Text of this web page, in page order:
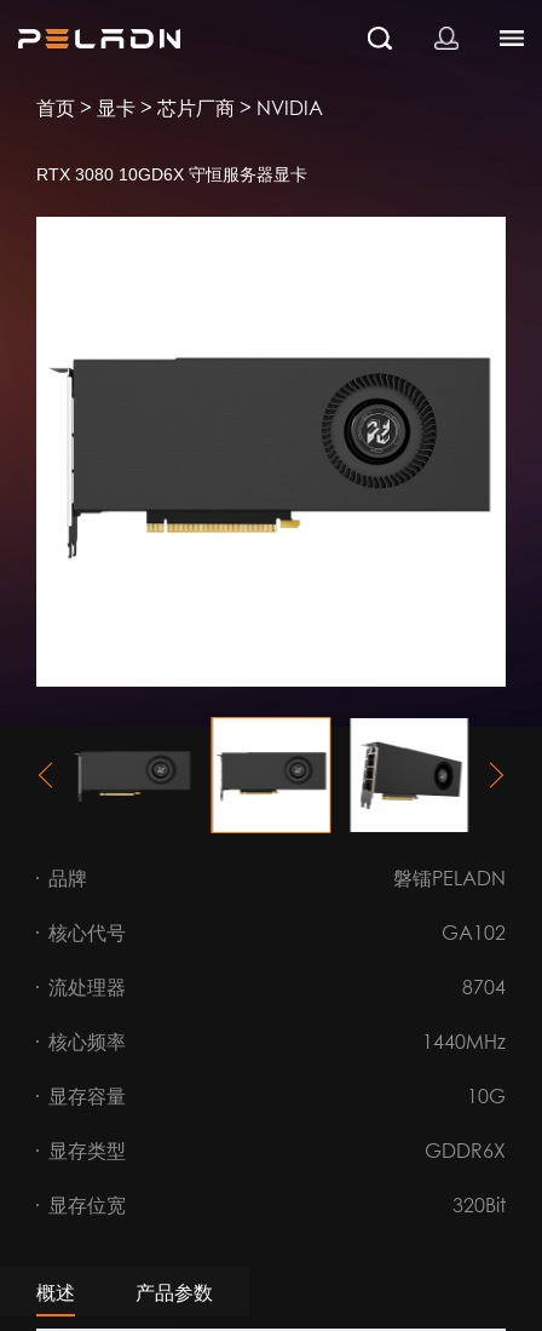
首页 > 显卡 > 芯片厂商 > NVIDIA
RTX 3080 10GD6X 守恒服务器显卡
品牌 磐镭PELADN
核心代号 GA102
流处理器 8704
核心频率 1440MHz
显存容量 10G
显存类型 GDDR6X
显存位宽 320Bit
概述 产品参数